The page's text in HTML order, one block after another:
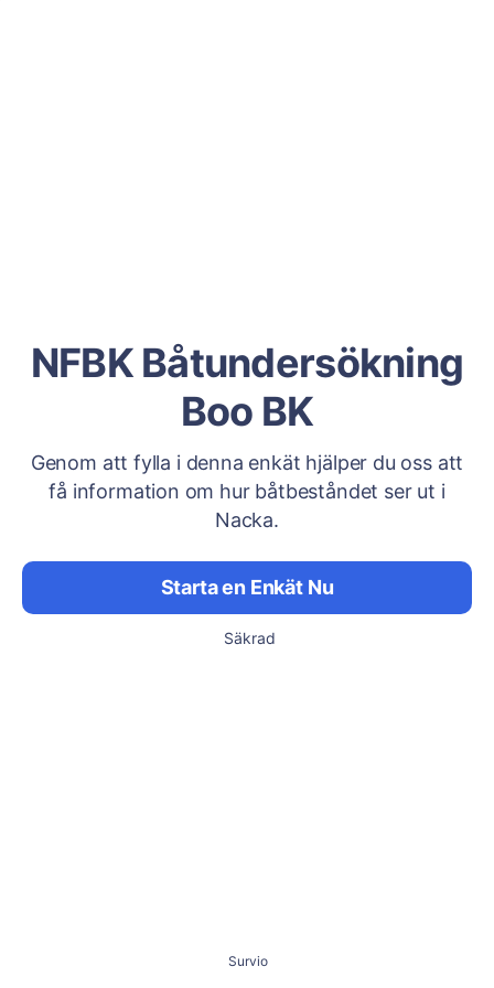
NFBK Båtundersökning
Boo BK
Genom att fylla i denna enkät hjälper du oss att
få information om hur båtbeståndet ser ut i
Nacka.
Starta en Enkät Nu
Säkrad
Survio